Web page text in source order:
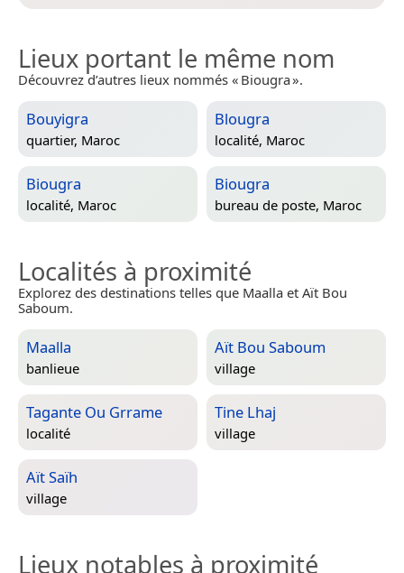
Lieux portant le même nom
Découvrez d’autres lieux nommés « Biougra ».
Bouyigra
quartier, Maroc
Blougra
localité, Maroc
Biougra
localité, Maroc
Biougra
bureau de poste, Maroc
Localités à proximité
Explorez des destinations telles que Maalla et Aït Bou
Saboum.
Maalla
banlieue
Aït Bou Saboum
village
Tagante Ou Grrame
localité
Tine Lhaj
village
Aït Saïh
village
Lieux notables à proximité